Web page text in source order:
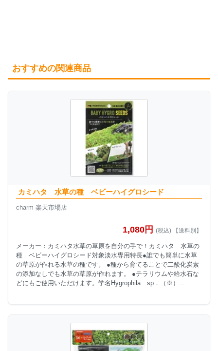
おすすめの関連商品
カミハタ 水草の種 ベビーハイグロシード
charm 楽天市場店
1,080円 (税込) 【送料別】
メーカー：カミハタ水草の草原を自分の手で！カミハタ 水草の
種 ベビーハイグロシード対象淡水専用特長●誰でも簡単に水草
の草原が作れる水草の種です。 ●種から育てることで二酸化炭素
の添加なしでも水草の草原が作れます。 ●テラリウムや給水石な
どにもご使用いただけます。学名Hygrophila sp．（※）...